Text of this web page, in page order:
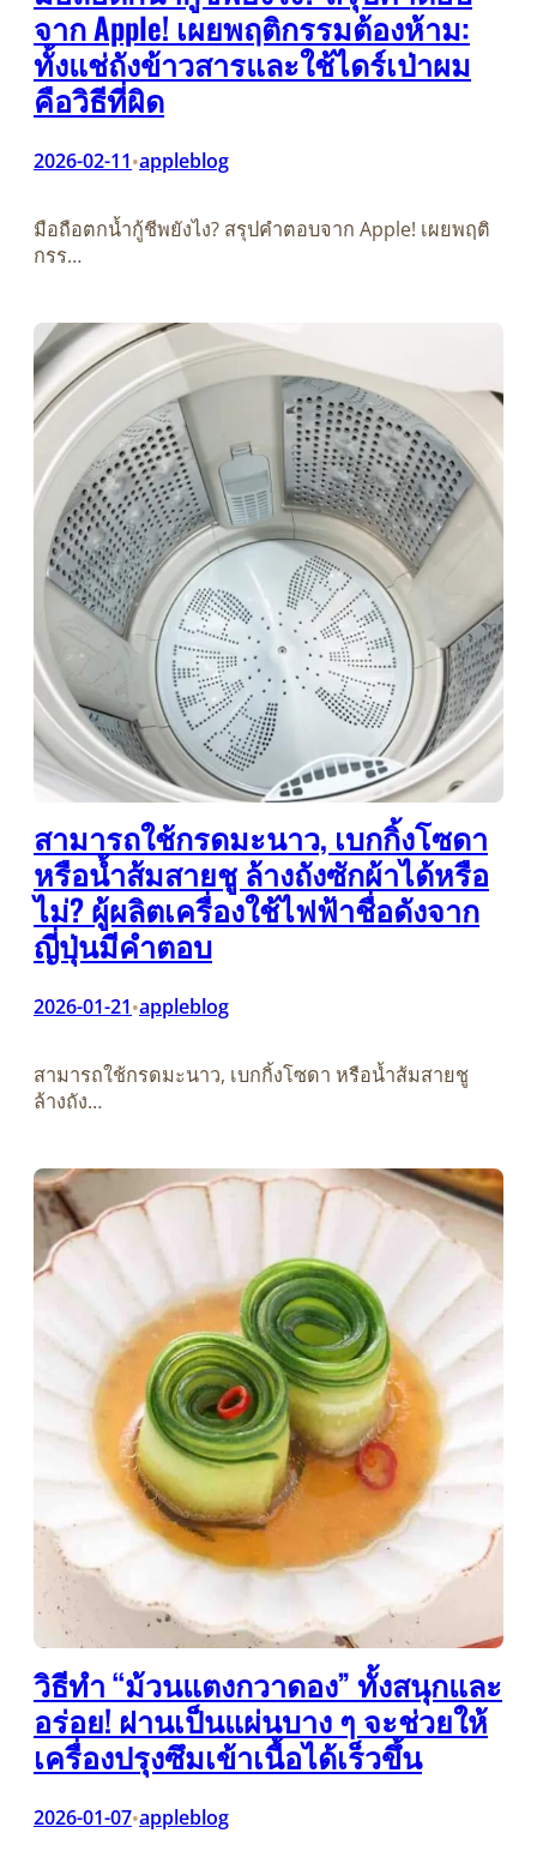
จาก Apple! เผยพฤติกรรมต้องห้าม:
ทั้งแช่ถังข้าวสารและใช้ไดร์เป่าผม
คือวิธีที่ผิด
2026-02-11•appleblog
มือถือตกน้ำกู้ชีพยังไง? สรุปคำตอบจาก Apple! เผยพฤติ
กรร…
สามารถใช้กรดมะนาว, เบกกิ้งโซดา
หรือน้ำส้มสายชู ล้างถังซักผ้าได้หรือ
ไม่? ผู้ผลิตเครื่องใช้ไฟฟ้าชื่อดังจาก
ญี่ปุ่นมีคำตอบ
2026-01-21•appleblog
สามารถใช้กรดมะนาว, เบกกิ้งโซดา หรือน้ำส้มสายชู
ล้างถัง…
วิธีทำ “ม้วนแตงกวาดอง” ทั้งสนุกและ
อร่อย! ฝานเป็นแผ่นบาง ๆ จะช่วยให้
เครื่องปรุงซึมเข้าเนื้อได้เร็วขึ้น
2026-01-07•appleblog